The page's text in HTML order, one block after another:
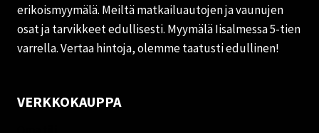
erikoismyymälä. Meiltä matkailuautojen ja vaunujen
osat ja tarvikkeet edullisesti. Myymälä Iisalmessa 5-tien
varrella. Vertaa hintoja, olemme taatusti edullinen!
VERKKOKAUPPA